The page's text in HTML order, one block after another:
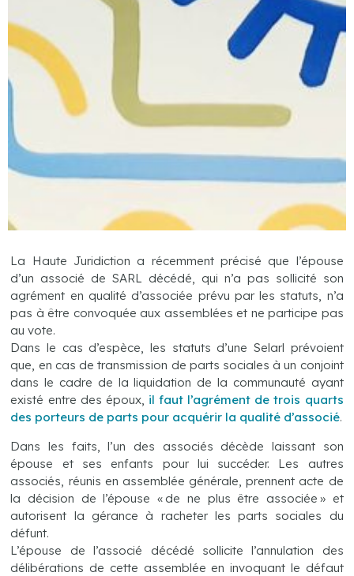
La Haute Juridiction a récemment précisé que l’épouse
d’un associé de SARL décédé, qui n’a pas sollicité son
agrément en qualité d’associée prévu par les statuts, n’a
pas à être convoquée aux assemblées et ne participe pas
au vote.
Dans le cas d’espèce, les statuts d’une Selarl prévoient
que, en cas de transmission de parts sociales à un conjoint
dans le cadre de la liquidation de la communauté ayant
existé entre des époux, il faut l’agrément de trois quarts
des porteurs de parts pour acquérir la qualité d’associé.
Dans les faits, l’un des associés décède laissant son
épouse et ses enfants pour lui succéder. Les autres
associés, réunis en assemblée générale, prennent acte de
la décision de l’épouse « de ne plus être associée » et
autorisent la gérance à racheter les parts sociales du
défunt.
L’épouse de l’associé décédé sollicite l’annulation des
délibérations de cette assemblée en invoquant le défaut